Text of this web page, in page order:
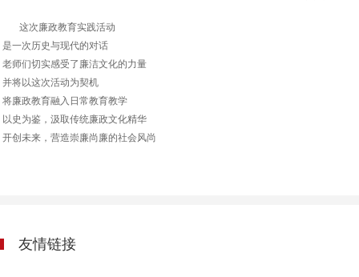
这次廉政教育实践活动
是一次历史与现代的对话
老师们切实感受了廉洁文化的力量
并将以这次活动为契机
将廉政教育融入日常教育教学
以史为鉴，汲取传统廉政文化精华
开创未来，营造崇廉尚廉的社会风尚
友情链接